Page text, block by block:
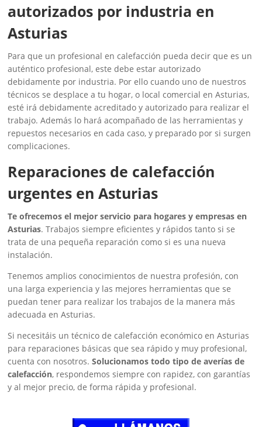
autorizados por industria en
Asturias
Para que un profesional en calefacción pueda decir que es un
auténtico profesional, este debe estar autorizado
debidamente por industria. Por ello cuando uno de nuestros
técnicos se desplace a tu hogar, o local comercial en Asturias,
esté irá debidamente acreditado y autorizado para realizar el
trabajo. Además lo hará acompañado de las herramientas y
repuestos necesarios en cada caso, y preparado por si surgen
complicaciones.
‎Reparaciones de calefacción
urgentes en Asturias
Te ofrecemos el mejor servicio para hogares y empresas en
Asturias. Trabajos siempre eficientes y rápidos tanto si se
trata de una pequeña reparación como si es una nueva
instalación.
Tenemos amplios conocimientos de nuestra profesión, con
una larga experiencia y las mejores herramientas que se
puedan tener para realizar los trabajos de la manera más
adecuada en Asturias.
Si necesitáis un técnico de calefacción económico en Asturias
para reparaciones básicas que sea rápido y muy profesional,
cuenta con nosotros.Solucionamos todo tipo de averías de
calefacción, respondemos siempre con rapidez, con garantías
y al mejor precio, de forma rápida y profesional.